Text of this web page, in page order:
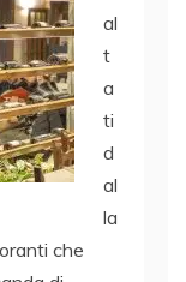
al
t
a
ti
d
al
la
che